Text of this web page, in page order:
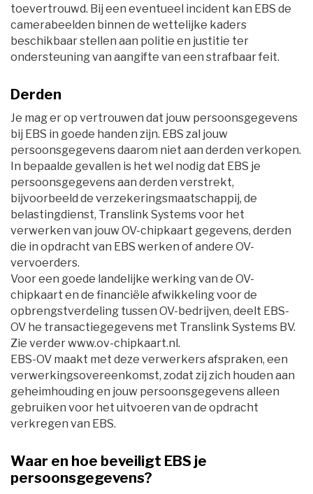
toevertrouwd. Bij een eventueel incident kan EBS de
camerabeelden binnen de wettelijke kaders
beschikbaar stellen aan politie en justitie ter
ondersteuning van aangifte van een strafbaar feit.
Derden
Je mag er op vertrouwen dat jouw persoonsgegevens
bij EBS in goede handen zijn. EBS zal jouw
persoonsgegevens daarom niet aan derden verkopen.
In bepaalde gevallen is het wel nodig dat EBS je
persoonsgegevens aan derden verstrekt,
bijvoorbeeld de verzekeringsmaatschappij, de
belastingdienst, Translink Systems voor het
verwerken van jouw OV-chipkaart gegevens, derden
die in opdracht van EBS werken of andere OV-
vervoerders.
Voor een goede landelijke werking van de OV-
chipkaart en de financiële afwikkeling voor de
opbrengstverdeling tussen OV-bedrijven, deelt EBS-
OV he transactiegegevens met Translink Systems BV.
Zie verder www.ov-chipkaart.nl.
EBS-OV maakt met deze verwerkers afspraken, een
verwerkingsovereenkomst, zodat zij zich houden aan
geheimhouding en jouw persoonsgegevens alleen
gebruiken voor het uitvoeren van de opdracht
verkregen van EBS.
Waar en hoe beveiligt EBS je
persoonsgegevens?